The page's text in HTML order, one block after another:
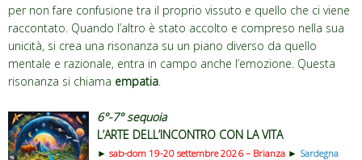
per non fare confusione tra il proprio vissuto e quello che ci viene
raccontato. Quando l’altro è stato accolto e compreso nella sua
unicità, si crea una risonanza su un piano diverso da quello
mentale e razionale, entra in campo anche l’emozione. Questa
risonanza si chiama empatia
6°-7° sequoia
L’ARTE DELL’INCONTRO CON LA VITA
► sab-dom 19-20 settembre 2026 – Brianza ► Sardegna